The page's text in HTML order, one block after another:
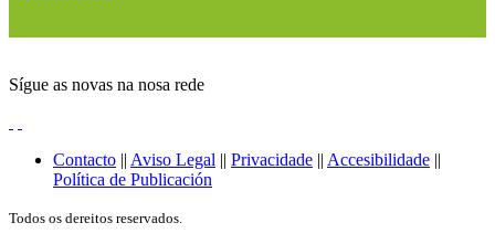
Sígue as novas na nosa rede
Contacto || Aviso Legal || Privacidade || Accesibilidade ||
Política de Publicación
Todos os dereitos reservados.